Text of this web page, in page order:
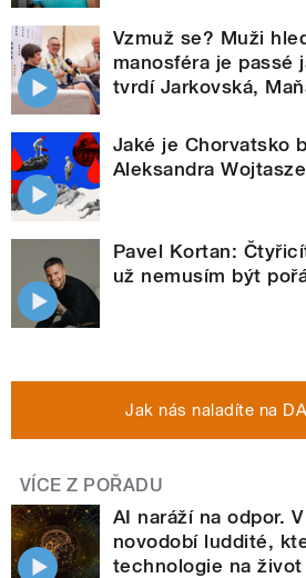
Vzmuž se? Muži
manosféra je passé
tvrdí Jarkovská,
Jaké je Chorvatsko
Aleksandra
Pavel Kortan:
už nemusím být
Jak nás naladíte na
VÍCE Z POŘADU
AI naráží na odpor.
novodobí luddité,
technologie na život